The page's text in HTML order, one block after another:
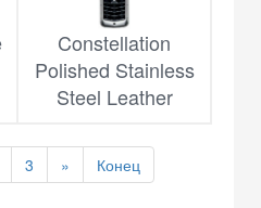
Constellation
Polished Stainless
Steel Leather
3 » Конец